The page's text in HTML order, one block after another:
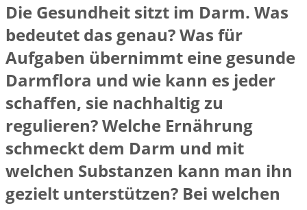
Die Gesundheit sitzt im Darm. Was
bedeutet das genau? Was für
Aufgaben übernimmt eine gesunde
Darmflora und wie kann es jeder
schaffen, sie nachhaltig zu
regulieren? Welche Ernährung
schmeckt dem Darm und mit
welchen Substanzen kann man ihn
gezielt unterstützen? Bei welchen